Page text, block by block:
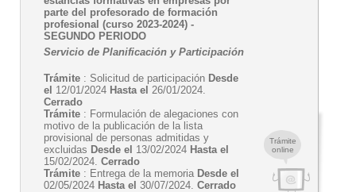
Trámite
online
parte del profesorado de formación
profesional (curso 2023-2024) -
SEGUNDO PERIODO
Servicio de Planificación y Participación
Trámite : Solicitud de participación Desde
el 12/01/2024 Hasta el 26/01/2024.
Cerrado
Trámite : Formulación de alegaciones con
motivo de la publicación de la lista
provisional de personas admitidas y
excluidas Desde el 13/02/2024 Hasta el
15/02/2024. Cerrado
Trámite : Entrega de la memoria Desde el
02/05/2024 Hasta el 30/07/2024. Cerrado